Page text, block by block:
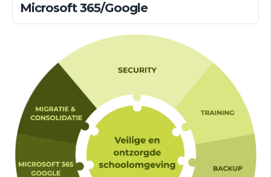
Microsoft 365/Google